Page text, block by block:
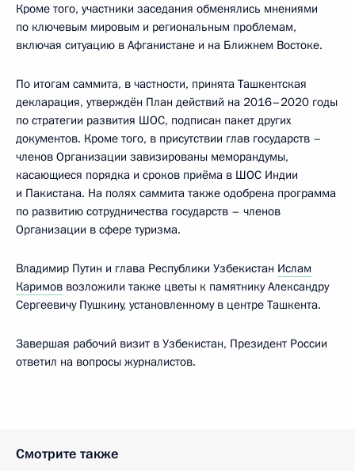
Кроме того, участники заседания обменялись мнениями
по ключевым мировым и региональным проблемам,
включая ситуацию в Афганистане и на Ближнем Востоке.
По итогам саммита, в частности, принята Ташкентская
декларация, утверждён План действий на 2016–2020 годы
по стратегии развития ШОС, подписан пакет других
документов. Кроме того, в присутствии глав государств –
членов Организации завизированы меморандумы,
касающиеся порядка и сроков приёма в ШОС Индии
и Пакистана. На полях саммита также одобрена программа
по развитию сотрудничества государств – членов
Организации в сфере туризма.
Владимир Путин и глава Республики Узбекистан Ислам
Каримов возложили также цветы к памятнику Александру
Сергеевичу Пушкину, установленному в центре Ташкента.
Завершая рабочий визит в Узбекистан, Президент России
ответил на вопросы журналистов.
Смотрите также